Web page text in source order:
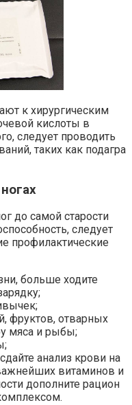
к хирургическим
кислоты в
следует проводить
таких как подагра
до самой старости
следует
профилактические
больше ходите
фруктов, отварных
мяса и рыбы;
анализ крови на
витаминов и
дополните рацион